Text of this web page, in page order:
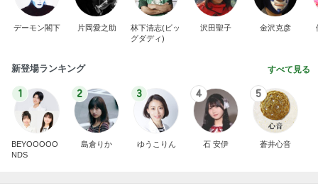
デーモン閣下 片岡愛之助
林下清志(ビッ
グダディ)
沢田聖子 金沢克彦
新登場ランキング すべて見る
1
BEYOOOOO
NDS
2
島倉りか
3
ゆうこりん
4
石 安伊
5
蒼井心音